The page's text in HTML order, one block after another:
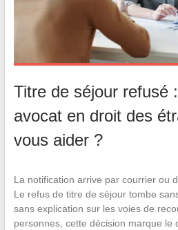
Titre de séjour refusé
avocat en droit des
vous aider ?
La notification arrive par courrier ou
Le refus de titre de séjour tombe
sans explication sur les voies de
personnes, cette décision marque le